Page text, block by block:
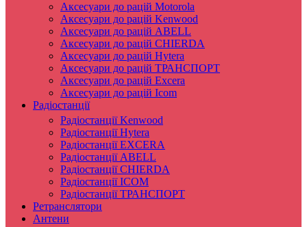
Аксесуари до рацій Motorola
Аксесуари до рацій Kenwood
Аксесуари до рацій ABELL
Аксесуари до рацій CHIERDA
Аксесуари до рацій Hytera
Аксесуари до рацій ТРАНСПОРТ
Аксесуари до рацій Excera
Аксесуари до рацій Icom
Радіостанції
Радіостанції Kenwood
Радіостанції Hytera
Радіостанції EXCERA
Радіостанції ABELL
Радіостанції CHIERDA
Радіостанції ICOM
Радіостанції ТРАНСПОРТ
Ретранслятори
Антени